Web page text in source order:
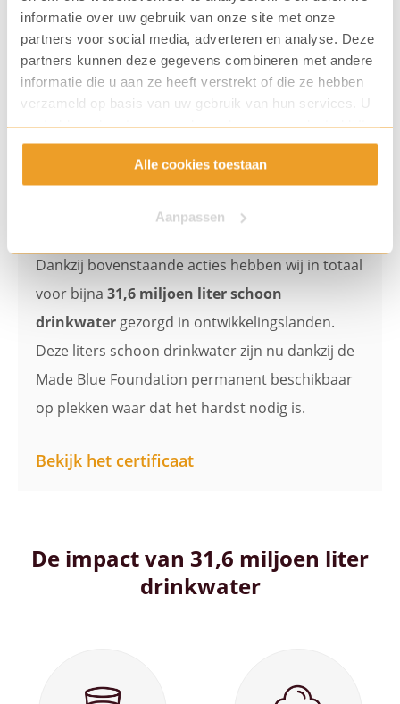
informatie over uw gebruik van onze site met onze
partners voor social media, adverteren en analyse. Deze
partners kunnen deze gegevens combineren met andere
informatie die u aan ze heeft verstrekt of die ze hebben
verzameld op basis van uw gebruik van hun services. U
gaat akkoord met onze cookies als u onze website blijft
gebruiken.
Alle cookies toestaan
Aanpassen
hebben we bij de Grand Opening van ons pand aan
onze relaties gevraagd of zij een donatie willen doen
aan het goede doel in plaats van een geschenk
meenemen. Ook geven we de oprichters vaak een
podium op onze evenementen.
Gedoneerde liters
Dankzij bovenstaande acties hebben wij in totaal
voor bijna 31,6 miljoen liter schoon
drinkwatergezorgd in ontwikkelingslanden.
Deze liters schoon drinkwater zijn nu dankzij de
Made Blue Foundation permanent beschikbaar
op plekken waar dat het hardst nodig is.
Bekijk het certificaat
De impact van 31,6 miljoen liter
drinkwater